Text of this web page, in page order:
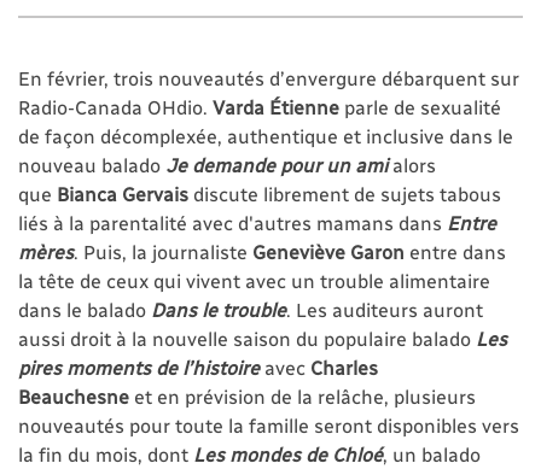
En février, trois nouveautés d’envergure débarquent sur
Radio-Canada OHdio. Varda Étienne parle de sexualité
de façon décomplexée, authentique et inclusive dans le
nouveau balado Je demande pour un amialors
que Bianca Gervais discute librement de sujets tabous
liés à la parentalité avec d'autres mamans dans Entre
mères. Puis, la journaliste Geneviève Garon entre dans
la tête de ceux qui vivent avec un trouble alimentaire
dans le balado Dans le trouble. Les auditeurs auront
aussi droit à la nouvelle saison du populaire balado Les
pires moments de l’histoire avec Charles
Beauchesne et en prévision de la relâche, plusieurs
nouveautés pour toute la famille seront disponibles vers
la fin du mois, dont Les mondes de Chloé, un balado